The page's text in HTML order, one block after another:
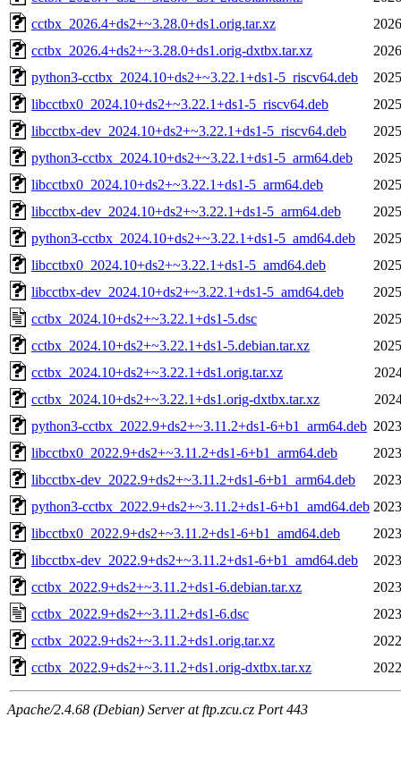
cctbx_2026.4+ds2+~3.28.0+ds1.orig.tar.xz
cctbx_2026.4+ds2+~3.28.0+ds1.orig-dxtbx.tar.xz
python3-cctbx_2024.10+ds2+~3.22.1+ds1-5_riscv64.deb
libcctbx0_2024.10+ds2+~3.22.1+ds1-5_riscv64.deb
libcctbx-dev_2024.10+ds2+~3.22.1+ds1-5_riscv64.deb
python3-cctbx_2024.10+ds2+~3.22.1+ds1-5_arm64.deb
libcctbx0_2024.10+ds2+~3.22.1+ds1-5_arm64.deb
libcctbx-dev_2024.10+ds2+~3.22.1+ds1-5_arm64.deb
python3-cctbx_2024.10+ds2+~3.22.1+ds1-5_amd64.deb
libcctbx0_2024.10+ds2+~3.22.1+ds1-5_amd64.deb
libcctbx-dev_2024.10+ds2+~3.22.1+ds1-5_amd64.deb
cctbx_2024.10+ds2+~3.22.1+ds1-5.dsc
cctbx_2024.10+ds2+~3.22.1+ds1-5.debian.tar.xz
cctbx_2024.10+ds2+~3.22.1+ds1.orig.tar.xz
cctbx_2024.10+ds2+~3.22.1+ds1.orig-dxtbx.tar.xz
python3-cctbx_2022.9+ds2+~3.11.2+ds1-6+b1_arm64.deb
libcctbx0_2022.9+ds2+~3.11.2+ds1-6+b1_arm64.deb
libcctbx-dev_2022.9+ds2+~3.11.2+ds1-6+b1_arm64.deb
python3-cctbx_2022.9+ds2+~3.11.2+ds1-6+b1_amd64.deb
libcctbx0_2022.9+ds2+~3.11.2+ds1-6+b1_amd64.deb
libcctbx-dev_2022.9+ds2+~3.11.2+ds1-6+b1_amd64.deb
cctbx_2022.9+ds2+~3.11.2+ds1-6.debian.tar.xz
cctbx_2022.9+ds2+~3.11.2+ds1-6.dsc
cctbx_2022.9+ds2+~3.11.2+ds1.orig.tar.xz
cctbx_2022.9+ds2+~3.11.2+ds1.orig-dxtbx.tar.xz
Apache/2.4.68 (Debian) Server at ftp.zcu.cz Port 443